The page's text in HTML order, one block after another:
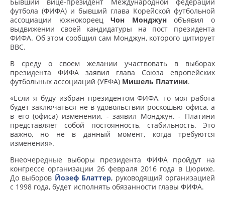
футбола (ФИФА) и бывший глава Корейской футбольной
ассоциации южнокореецЧон Монджунобъявил о
выдвижении своей кандидатуры на пост президента
ФИФА. Об этом сообщил сам Монджун, которого цитирует
BBC.
В среду о своем желании участвовать в выборах
президента ФИФА заявил глава Союза европейских
футбольных ассоциаций (УЕФА) Мишель Платини.
«Если я буду избран президентом ФИФА, то моя работа
будет заключаться не в удовольствии роскошью офиса, а
в его (офиса) изменении, - заявил Монджун. - Платини
представляет собой постоянность, стабильность. Это
важно, но не в данный момент, когда требуются
изменения».
Внеочередные выборы президента ФИФА пройдут на
конгрессе организации 26 февраля 2016 года в Цюрихе.
До выборов Йозеф Блаттер, руководящий организацией
с 1998 года, будет исполнять обязанности главы ФИФА.